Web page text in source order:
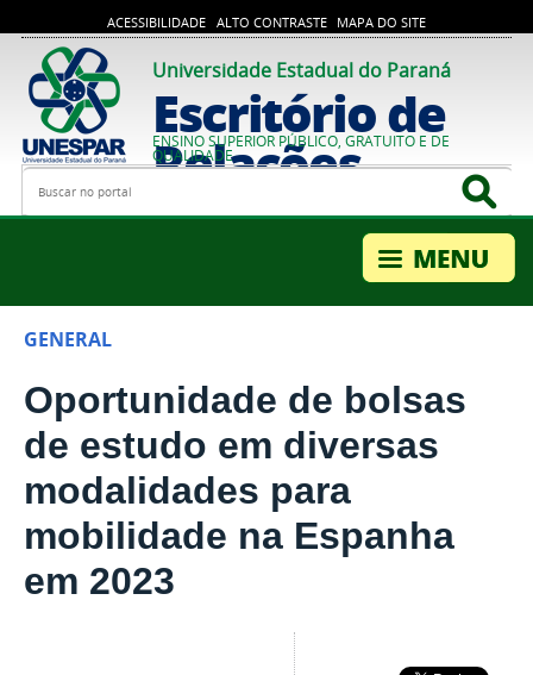
ACESSIBILIDADE ALTO CONTRASTE MAPA DO SITE
Universidade Estadual do Paraná
Escritório de
Relações
Internacionais
ENSINO SUPERIOR PÚBLICO, GRATUITO E DE
QUALIDADE
Busca
GENERAL
Oportunidade de bolsas
de estudo em diversas
modalidades para
mobilidade na Espanha
em 2023